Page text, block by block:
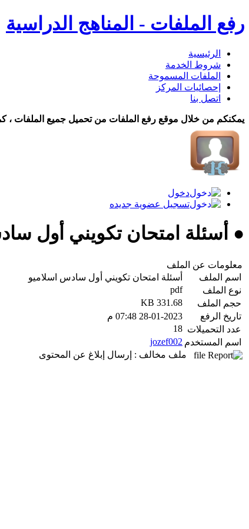
رفع الملفات - المناهج الدراسية
الرئيسية
شروط الخدمة
الملفات المسموحة
إحصائيات المركز
اتصل بنا
يمكنكم من خلال موقع رفع الملفات من تحميل جميع الملفات ،
دخول
تسجيل عضوية جديده
● أسئلة امتحان تكويني أول
معلومات عن الملف
اسم الملف
أسئلة امتحان تكويني أول سادس اسلاميو
نوع الملف
pdf
حجم الملف
331.68 KB
تاريخ الرفع
28-01-2023 07:48 م
عدد التحميلات 18
اسم المستخدم jozef002
ملف مخالف : إرسال إبلاغ عن المحتوى